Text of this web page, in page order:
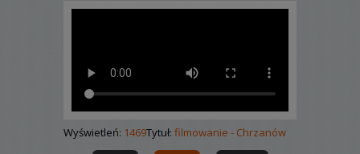
Wyświetleń: 1469Tytuł: filmowanie - Chrzanów